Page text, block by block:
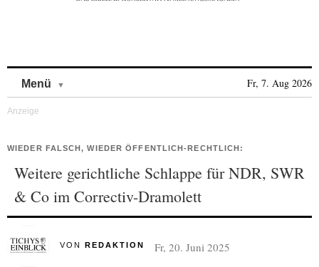
Menü Fr, 7. Aug 2026
WIEDER FALSCH, WIEDER ÖFFENTLICH-RECHTLICH:
Weitere gerichtliche Schlappe für NDR, SWR
& Co im Correctiv-Dramolett
VON REDAKTION Fr, 20. Juni 2025